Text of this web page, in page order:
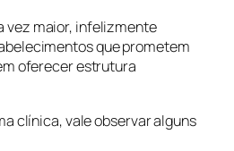
vez maior, infelizmente
que prometem
oferecer estrutura
clínica, vale observar alguns